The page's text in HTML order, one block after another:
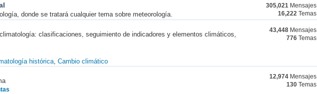
donde se tratará cualquier tema sobre meteorología.
305,021 Mensajes
16,222 Temas
clasificaciones, seguimiento de indicadores y elementos climáticos,
43,448 Mensajes
776 Temas
histórica Cambio climático
12,974 Mensajes
130 Temas